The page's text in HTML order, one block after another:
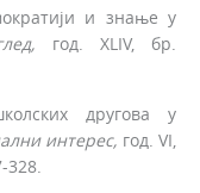
и знање у
, год. XLIV, бр.
другова у
интерес, год. VI,
328.